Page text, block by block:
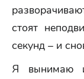
стоят
секунд – и
Я вынимаю